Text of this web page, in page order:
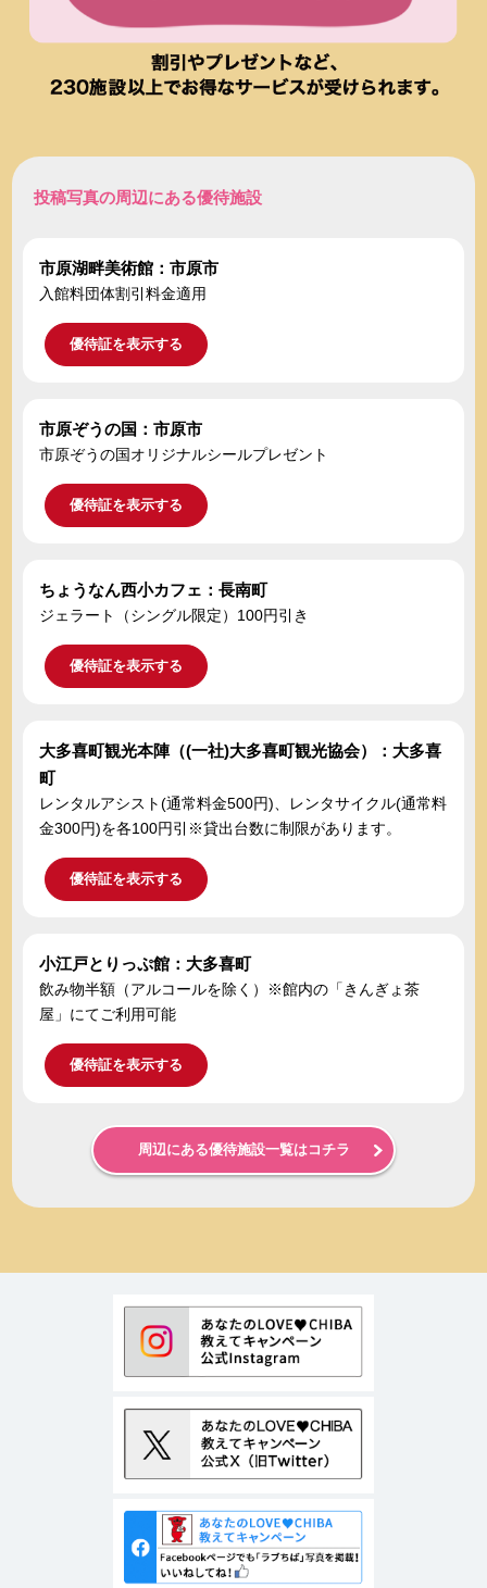
投稿写真の周辺にある優待施設
市原湖畔美術館：市原市
入館料団体割引料金適用
優待証を表示する
市原ぞうの国：市原市
市原ぞうの国オリジナルシールプレゼント
優待証を表示する
ちょうなん西小カフェ：長南町
ジェラート（シングル限定）100円引き
優待証を表示する
大多喜町観光本陣（(一社)大多喜町観光協会）：大多喜
町
レンタルアシスト(通常料金500円)、レンタサイクル(通常料
金300円)を各100円引※貸出台数に制限があります。
優待証を表示する
小江戸とりっぷ館：大多喜町
飲み物半額（アルコールを除く）※館内の「きんぎょ茶
屋」にてご利用可能
優待証を表示する
周辺にある優待施設一覧はコチラ